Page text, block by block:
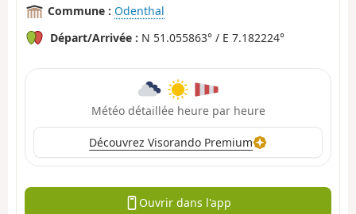
Commune : Odenthal
Départ/Arrivée : N 51.055863° / E 7.182224°
Météo détaillée heure par heure
Découvrez Visorando Premium
Ouvrir dans l'app